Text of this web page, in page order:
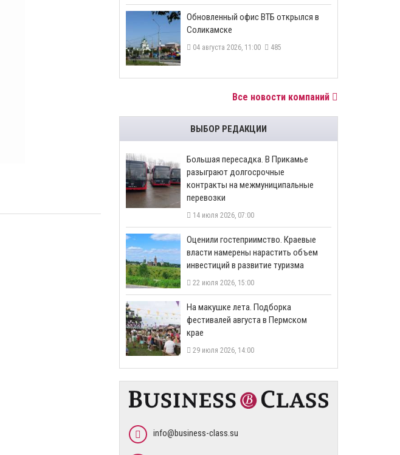
​Обновленный офис ВТБ открылся в
Соликамске
04 августа 2026, 11:00 485
Все новости компаний
ВЫБОР РЕДАКЦИИ
Большая пересадка. В Прикамье
разыграют долгосрочные
контракты на межмуниципальные
перевозки
14 июля 2026, 07:00
Оценили гостеприимство. Краевые
власти намерены нарастить объем
инвестиций в развитие туризма
22 июля 2026, 15:00
На макушке лета. Подборка
фестивалей августа в Пермском
крае
29 июля 2026, 14:00
info@business-class.su